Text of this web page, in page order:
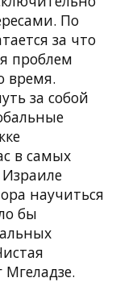
По
за что
проблем
время.
за собой
в самых
научиться
бы